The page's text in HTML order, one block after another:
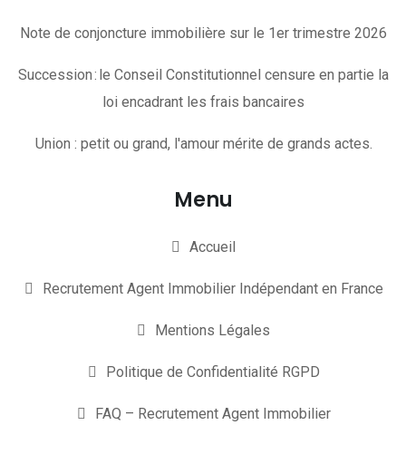
Note de conjoncture immobilière sur le 1er trimestre 2026
Succession : le Conseil Constitutionnel censure en partie la
loi encadrant les frais bancaires
Union : petit ou grand, l'amour mérite de grands actes.
Menu
Accueil
Recrutement Agent Immobilier Indépendant en France
Mentions Légales
Politique de Confidentialité RGPD
FAQ – Recrutement Agent Immobilier